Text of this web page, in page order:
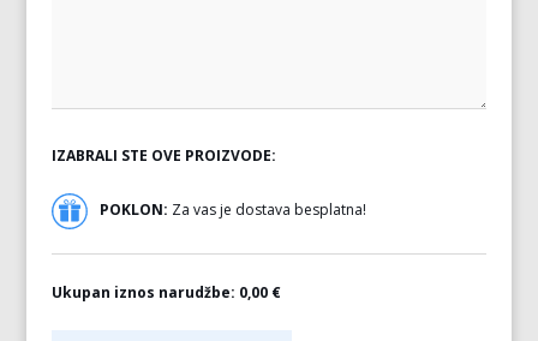
IZABRALI STE OVE PROIZVODE:
POKLON: Za vas je dostava besplatna!
Ukupan iznos narudžbe: 0,00 €